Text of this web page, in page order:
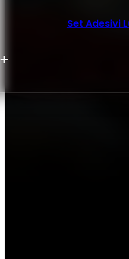
Set Adesivi